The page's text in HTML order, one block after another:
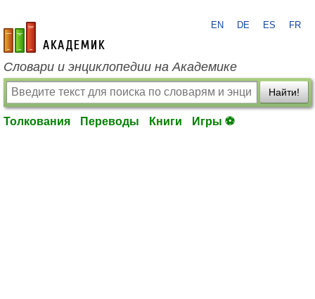
academic.ru
EN DE ES FR
Словари и энциклопедии на Академике
Найти!
Толкования Переводы Книги Игры ⚽